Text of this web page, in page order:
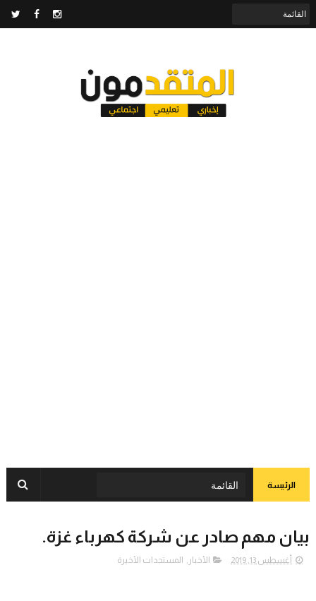
الرئيسة
بيان مهم صادر عن شركة كهرباء غزة.
أغسطس 13, 2019 الأخبار , المستجدات الأخيرة